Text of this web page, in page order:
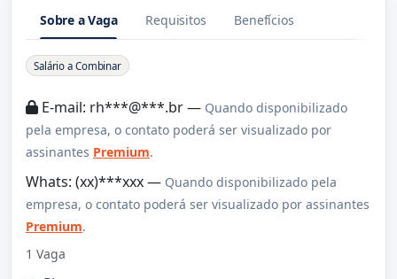
Sobre a Vaga Requisitos Benefícios
Sobre a Vaga
Salário a Combinar
E-mail: rh***@***.br — Quando disponibilizado
pela empresa, o contato poderá ser visualizado por
assinantes Premium.
Whats: (xx)***xxx — Quando disponibilizado pela
empresa, o contato poderá ser visualizado por assinantes
Premium.
1 Vaga